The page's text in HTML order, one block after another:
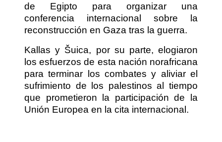
de Egipto para organizar una
conferencia internacional sobre la
reconstrucción en Gaza tras la guerra.
Kallas y Šuica, por su parte, elogiaron
los esfuerzos de esta nación norafricana
para terminar los combates y aliviar el
sufrimiento de los palestinos al tiempo
que prometieron la participación de la
Unión Europea en la cita internacional.